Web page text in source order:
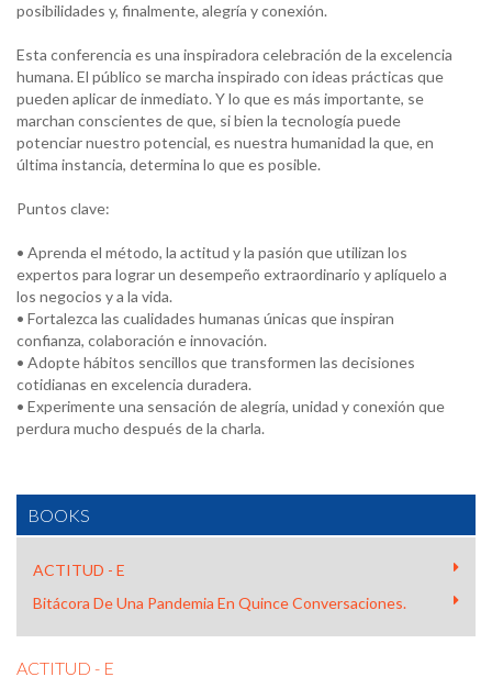
posibilidades y, finalmente, alegría y conexión.
Esta conferencia es una inspiradora celebración de la excelencia
humana. El público se marcha inspirado con ideas prácticas que
pueden aplicar de inmediato. Y lo que es más importante, se
marchan conscientes de que, si bien la tecnología puede
potenciar nuestro potencial, es nuestra humanidad la que, en
última instancia, determina lo que es posible.
Puntos clave:
• Aprenda el método, la actitud y la pasión que utilizan los
expertos para lograr un desempeño extraordinario y aplíquelo a
los negocios y a la vida.
• Fortalezca las cualidades humanas únicas que inspiran
confianza, colaboración e innovación.
• Adopte hábitos sencillos que transformen las decisiones
cotidianas en excelencia duradera.
• Experimente una sensación de alegría, unidad y conexión que
perdura mucho después de la charla.
BOOKS
ACTITUD - E
Bitácora De Una Pandemia En Quince Conversaciones.
ACTITUD - E